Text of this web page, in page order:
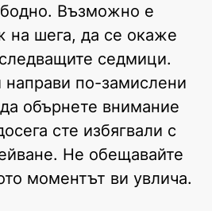
Възможно е
на шега, да се окаже
седмици.
по-замислени
обърнете внимание
сте избягвали с
Не обещавайте
моментът ви увлича.